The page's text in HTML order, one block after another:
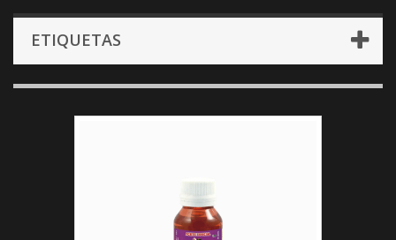
ETIQUETAS